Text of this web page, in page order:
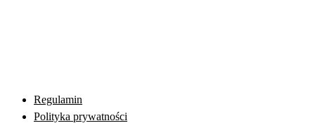
Regulamin
Polityka prywatności